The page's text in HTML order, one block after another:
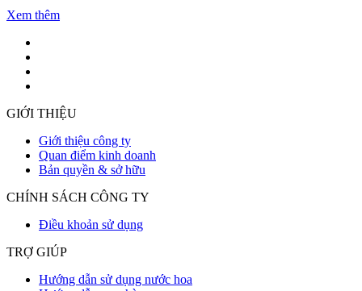
Xem thêm
GIỚI THIỆU
Giới thiệu công ty
Quan điểm kinh doanh
Bản quyền & sở hữu
CHÍNH SÁCH CÔNG TY
Điều khoản sử dụng
TRỢ GIÚP
Hướng dẫn sử dụng nước hoa